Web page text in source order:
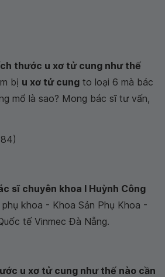
thước u xơ tử cung như thế
bị u xơ tử cung to loại 6 mà bác
mổ là sao? Mong bác sĩ tư vấn,
sĩ chuyên khoa I Huỳnh Công
khoa - Khoa Sản Phụ Khoa -
tế Vinmec Đà Nẵng.
u xơ tử cung như thế nào cần